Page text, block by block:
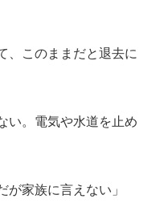
、このままだと退去に
い。電気や水道を止め
が家族に言えない」